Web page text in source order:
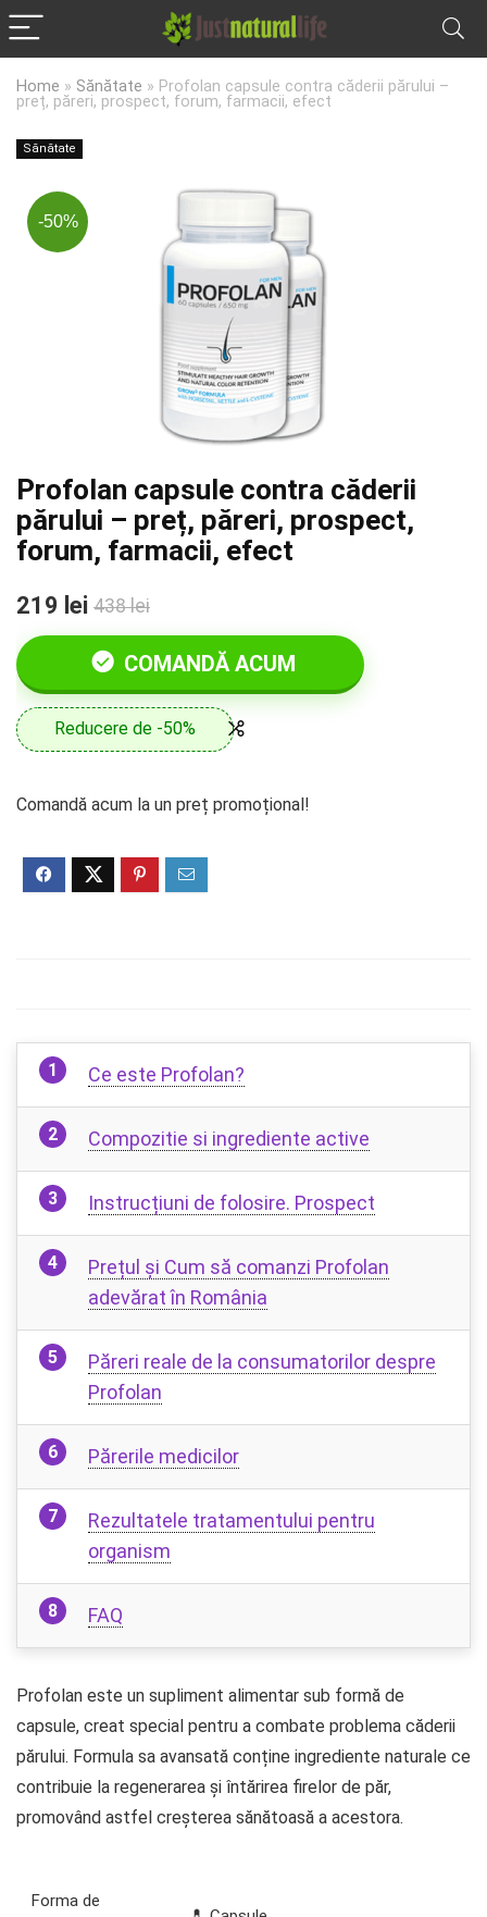
Home » Sănătate » Profolan capsule contra căderii părului –
preț, păreri, prospect, forum, farmacii, efect
Sănătate
-50%
Profolan capsule contra căderii
părului – preț, păreri, prospect,
forum, farmacii, efect
219 lei 438 lei
COMANDĂ ACUM
Reducere de -50%
Comandă acum la un preț promoțional!
Ce este Profolan?
Compozitie si ingrediente active
Instrucțiuni de folosire. Prospect
Prețul și Cum să comanzi Profolan
adevărat în România
Păreri reale de la consumatorilor despre
Profolan
Părerile medicilor
Rezultatele tratamentului pentru
organism
FAQ
Profolan este un supliment alimentar sub formă de
capsule, creat special pentru a combate problema căderii
părului. Formula sa avansată conține ingrediente naturale ce
contribuie la regenerarea și întărirea firelor de păr,
promovând astfel creșterea sănătoasă a acestora.
Forma de